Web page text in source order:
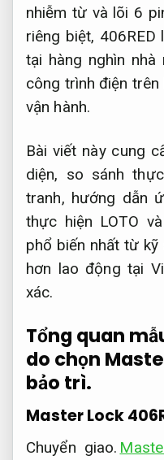
nhiễm từ và lõi 6
riêng biệt,
tại hàng nghìn nhà
công trình điện trên
vận hành.
Bài viết này cung
diện, so sánh
tranh, hướng dẫn
thực hiện LOTO
phổ biến nhất từ kỹ
hơn lao động tại
xác.
Tổng quan
do chọn
bảo trì.
Master Lock
Chuyển giao.